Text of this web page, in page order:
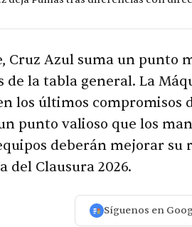
Cruz Azul suma un punto
de la tabla general. La
los últimos compromisos
punto valioso que los
deberán mejorar
del Clausura 2026.
Síguenos en